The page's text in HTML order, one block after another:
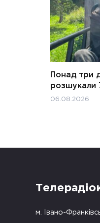
Понад три
розшукали
06.08.2026
м. Івано-